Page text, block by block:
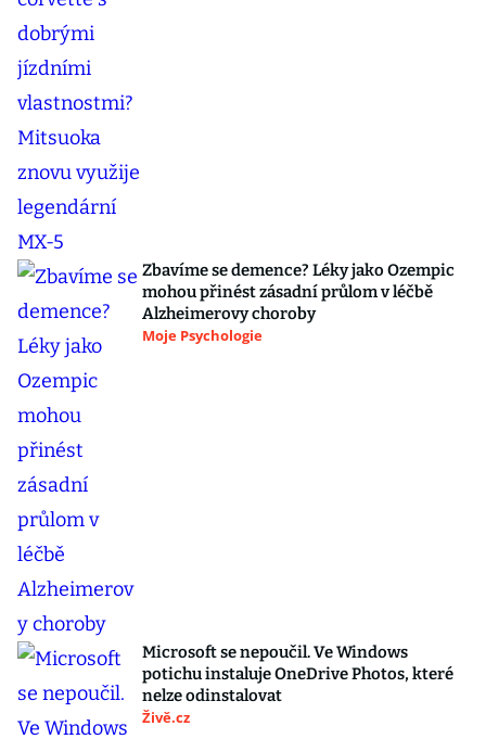
Zbavíme se demence? Léky jako Ozempic
mohou přinést zásadní průlom v léčbě
Alzheimerovy choroby
Moje Psychologie
Microsoft se nepoučil. Ve Windows
potichu instaluje OneDrive Photos, které
nelze odinstalovat
Živě.cz